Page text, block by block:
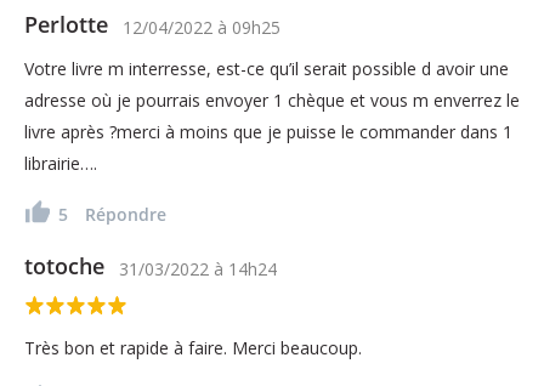
Perlotte 12/04/2022 à 09h25
Votre livre m interresse, est-ce qu’il serait possible d avoir une
adresse où je pourrais envoyer 1 chèque et vous m enverrez le
livre après ?merci à moins que je puisse le commander dans 1
librairie….
5 Répondre
totoche 31/03/2022 à 14h24
Très bon et rapide à faire. Merci beaucoup.